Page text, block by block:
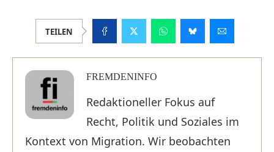
TEILEN
FREMDENINFO
Redaktioneller Fokus auf
Recht, Politik und Soziales im
Kontext von Migration. Wir beobachten